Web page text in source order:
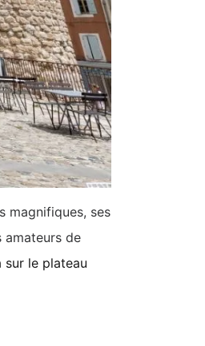
magnifiques, ses
amateurs de
le plateau